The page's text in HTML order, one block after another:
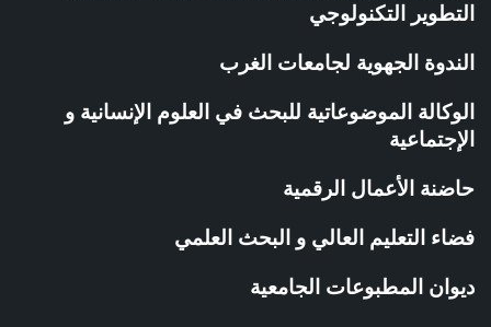
التطوير التكنولوجي
الندوة الجهوية لجامعات الغرب
الوكالة الموضوعاتية للبحث في العلوم الإنسانية و
الإجتماعية
حاضنة الأعمال الرقمية
فضاء التعليم العالي و البحث العلمي
ديوان المطبوعات الجامعية